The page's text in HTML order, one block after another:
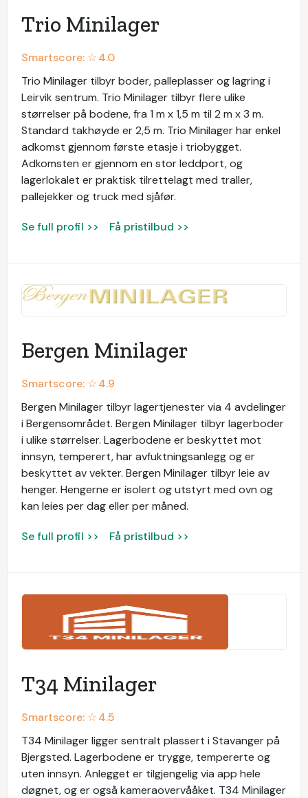
Trio Minilager
Smartscore: ☆4.0
Trio Minilager tilbyr boder, palleplasser og lagring i
Leirvik sentrum. Trio Minilager tilbyr flere ulike
størrelser på bodene, fra 1 m x 1,5 m til 2 m x 3 m.
Standard takhøyde er 2,5 m. Trio Minilager har enkel
adkomst gjennom første etasje i triobygget.
Adkomsten er gjennom en stor leddport, og
lagerlokalet er praktisk tilrettelagt med traller,
pallejekker og truck med sjåfør.
Se full profil >> Få pristilbud >>
Bergen Minilager
Smartscore: ☆4.9
Bergen Minilager tilbyr lagertjenester via 4 avdelinger
i Bergensområdet. Bergen Minilager tilbyr lagerboder
i ulike størrelser. Lagerbodene er beskyttet mot
innsyn, temperert, har avfuktningsanlegg og er
beskyttet av vekter. Bergen Minilager tilbyr leie av
henger. Hengerne er isolert og utstyrt med ovn og
kan leies per dag eller per måned.
Se full profil >> Få pristilbud >>
T34 Minilager
Smartscore: ☆4.5
T34 Minilager ligger sentralt plassert i Stavanger på
Bjergsted. Lagerbodene er trygge, tempererte og
uten innsyn. Anlegget er tilgjengelig via app hele
døgnet, og er også kameraovervååket. T34 Minilager